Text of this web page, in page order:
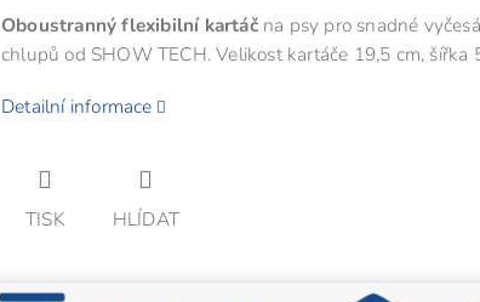
Oboustranný flexibilní kartáčna psy pro snadné
chlupů od SHOW TECH. Velikost kartáče 19,5 cm, šířka
Detailní informace
TISK HLÍDAT